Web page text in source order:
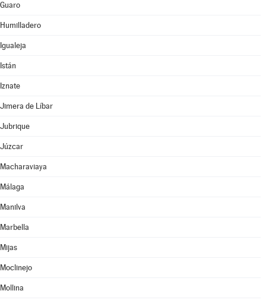
Guaro
Humilladero
Igualeja
Istán
Iznate
Jimera de Líbar
Jubrique
Júzcar
Macharaviaya
Málaga
Manilva
Marbella
Mijas
Moclinejo
Mollina